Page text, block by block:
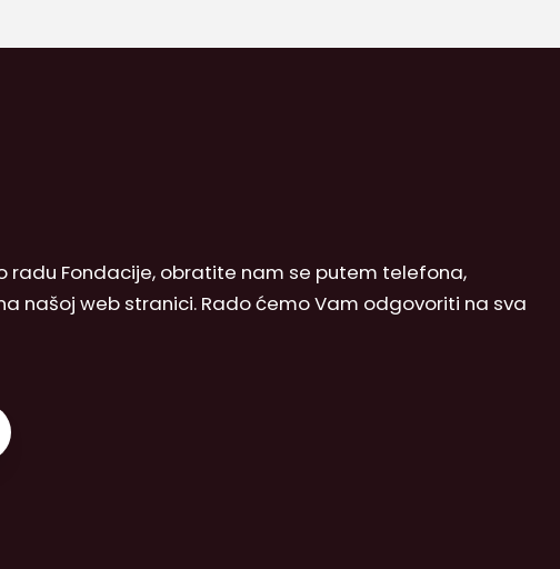
radu Fondacije, obratite nam se putem telefona,
našoj web stranici. Rado ćemo Vam odgovoriti na sva